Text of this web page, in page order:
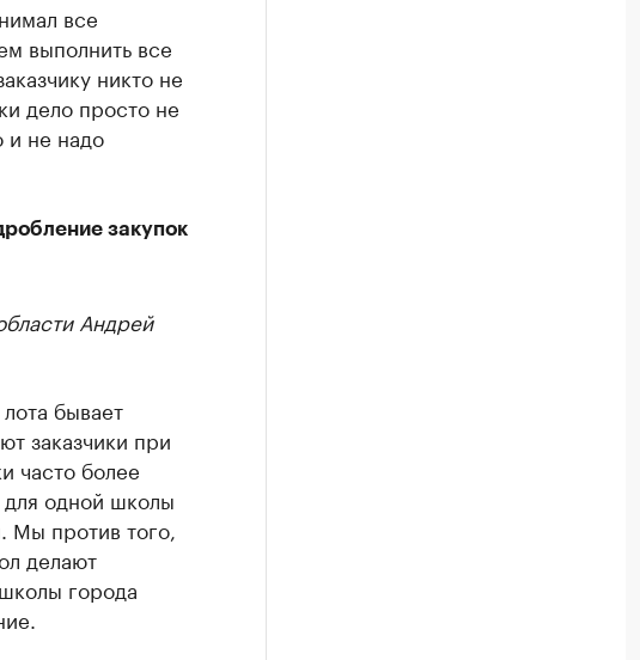
все
выполнить все
никто не
дело просто не
и не надо
закупок
Андрей
бывает
заказчики при
часто более
для одной школы
против того,
делают
города